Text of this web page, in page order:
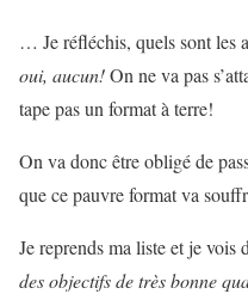
… Je réfléchis, quels sont les
oui, aucun!On ne va pas
tape pas un format à terre!
On va donc être obligé de
que ce pauvre format va
Je reprends ma liste et je vois
des objectifs de très bonne